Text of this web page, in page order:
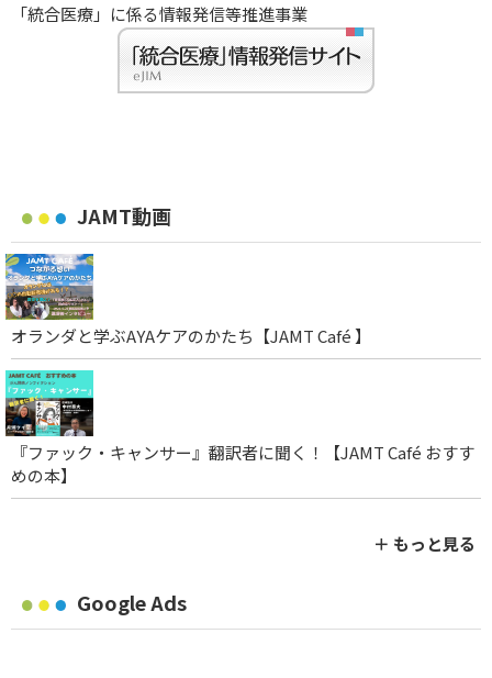
「統合医療」に係る情報発信等推進事業
JAMT動画
オランダと学ぶAYAケアのかたち【JAMT Café 】
『ファック・キャンサー』翻訳者に聞く！【JAMT Café おすす
めの本】
＋ もっと見る
Google Ads